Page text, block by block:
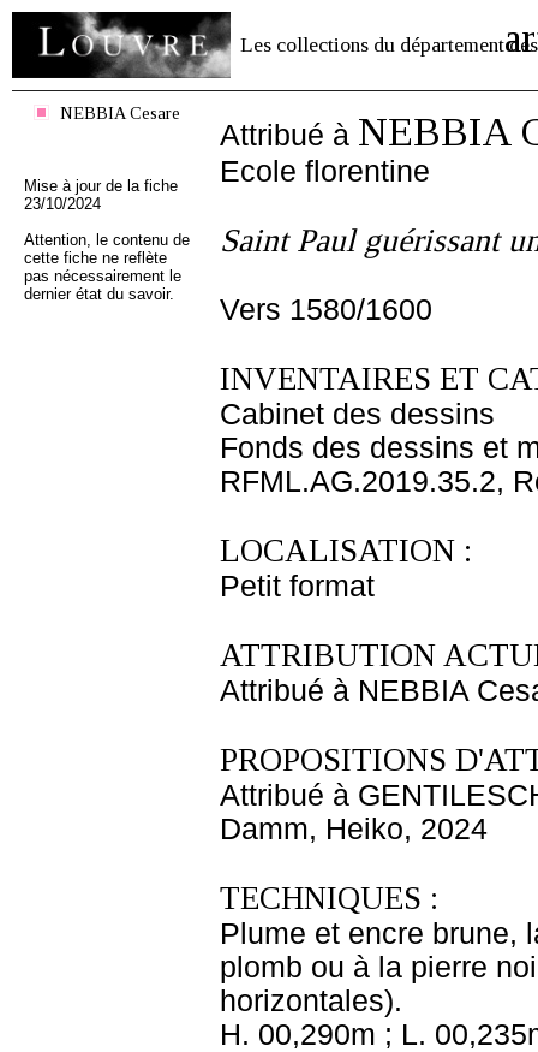
Les collections du département des
NEBBIA Cesare
Mise à jour de la fiche
23/10/2024
Attention, le contenu de
cette fiche ne reflète
pas nécessairement le
dernier état du savoir.
Attribué à NEBBIA
Ecole florentine
Saint Paul guérissant
Vers 1580/1600
INVENTAIRES ET
Cabinet des dessins
Fonds des dessins et
RFML.AG.2019.35.2,
LOCALISATION :
Petit format
ATTRIBUTION
Attribué à NEBBIA
PROPOSITIONS
Attribué à
Damm, Heiko, 2024
TECHNIQUES :
Plume et encre brune,
plomb ou à la pierre
horizontales).
H. 00,290m ; L.